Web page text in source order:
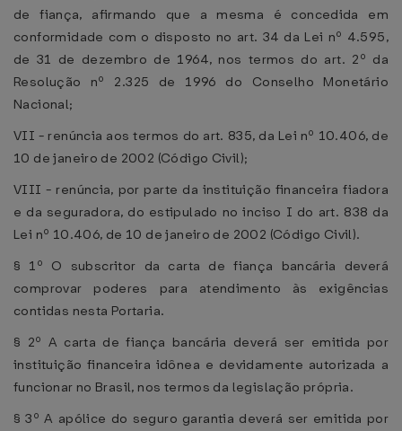
de fiança, afirmando que a mesma é concedida em
conformidade com o disposto no art. 34 da Lei nº 4.595,
de 31 de dezembro de 1964, nos termos do art. 2º da
Resolução nº 2.325 de 1996 do Conselho Monetário
Nacional;
VII - renúncia aos termos do art. 835, da Lei nº 10.406, de
10 de janeiro de 2002 (Código Civil);
VIII - renúncia, por parte da instituição financeira fiadora
e da seguradora, do estipulado no inciso I do art. 838 da
Lei nº 10.406, de 10 de janeiro de 2002 (Código Civil).
§ 1º O subscritor da carta de fiança bancária deverá
comprovar poderes para atendimento às exigências
contidas nesta Portaria.
§ 2º A carta de fiança bancária deverá ser emitida por
instituição financeira idônea e devidamente autorizada a
funcionar no Brasil, nos termos da legislação própria.
§ 3º A apólice do seguro garantia deverá ser emitida por